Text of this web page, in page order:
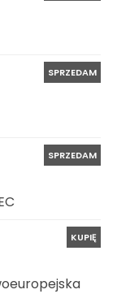
SPRZEDAM
SPRZEDAM
KUPIĘ